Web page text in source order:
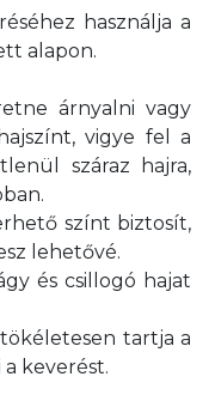
használja a
alapon.
árnyalni vagy
vigye fel a
száraz hajra,
színt biztosít,
lehetővé.
és csillogó hajat
tartja a
keverést.